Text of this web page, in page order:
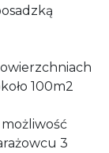
100m2
3